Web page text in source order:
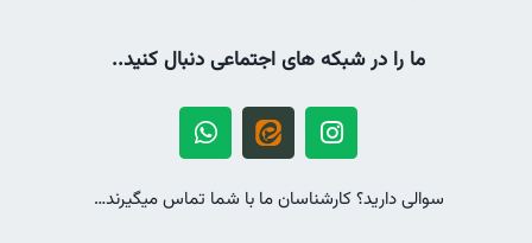
ما را در شبکه های اجتماعی دنبال کنید..
سوالی دارید؟ کارشناسان ما با شما تماس میگیرند…